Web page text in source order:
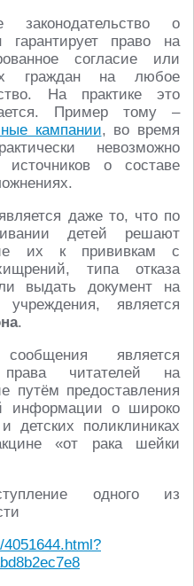
о
гарантирует право на
согласие или
граждан на любое
На практике это
Пример тому –
кампании, во время
невозможно
о составе
даже то, что по
детей решают
их к прививкам с
типа отказа
выдать документ на
является
.
является
права читателей на
путём предоставления
информации о широко
детских поликлиниках
«от рака шейки
одного из